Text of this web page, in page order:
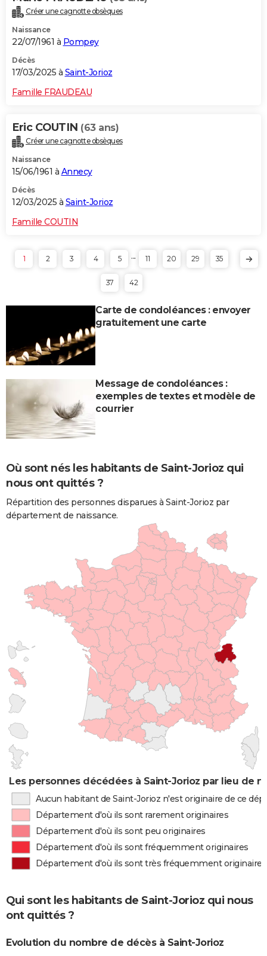
Créer une cagnotte obsèques
Naissance
22/07/1961 à Pompey
Décès
17/03/2025 à Saint-Jorioz
Famille FRAUDEAU
Eric COUTIN (63 ans)
Créer une cagnotte obsèques
Naissance
15/06/1961 à Annecy
Décès
12/03/2025 à Saint-Jorioz
Famille COUTIN
1 2 3 4 5 ... 11 20 29 35
37 42
Carte de condoléances : envoyer
gratuitement une carte
Message de condoléances :
exemples de textes et modèle de
courrier
Où sont nés les habitants de Saint-Jorioz qui
nous ont quittés ?
Répartition des personnes disparues à Saint-Jorioz par
département de naissance.
Les personnes décédées à Saint-Jorioz par lieu de
Aucun habitant de Saint-Jorioz n'est originaire de ce
Département d'où ils sont rarement originaires
Département d'où ils sont peu originaires
Département d'où ils sont fréquemment originaires
Département d'où ils sont très fréquemment originaires
Qui sont les habitants de Saint-Jorioz qui nous
ont quittés ?
Evolution du nombre de décès à Saint-Jorioz